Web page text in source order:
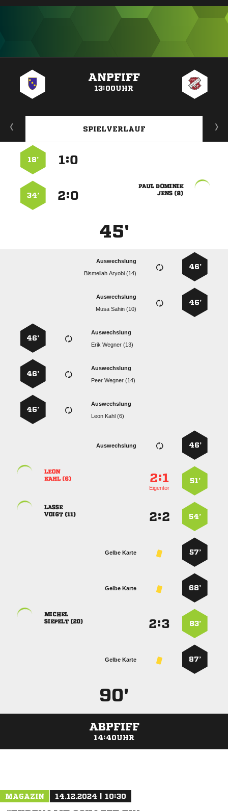
ANPFIFF
13:00UHR
SPIELVERLAUF
:
18’
 
 
:
34’
45'
46’
Auswechslung
  
46’
Auswechslung
  
Auswechslung
  
46’
Auswechslung
  
46’
Auswechslung
  
46’
46’
Auswechslung
51’
:
Eigentor

 
54’
:

 
57’
Gelbe Karte
68’
Gelbe Karte
83’
:

 
87’
Gelbe Karte
90'
ABPFIFF
14:40UHR
MAGAZIN 14.12.2024 | 10:30